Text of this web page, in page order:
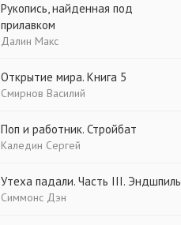
Рукопись, найденная под
прилавком
Далин Макс
Открытие мира. Книга 5
Смирнов Василий
Поп и работник. Стройбат
Каледин Сергей
Утеха падали. Часть III. Эндшпиль
Симмонс Дэн